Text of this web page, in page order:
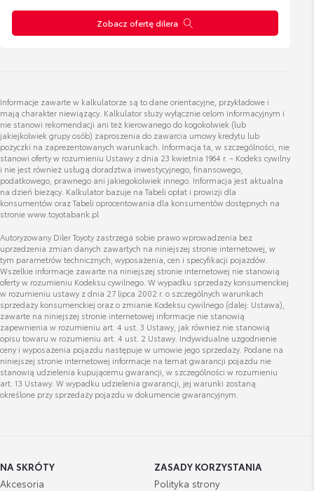
Marcin Olesiejuk
uzywane@toyota-okecie.pl
Edyta Malczewska
Wyświetl numer
edyta.malczewska@lexus-lodz.pl
Zobacz ofertę dilera
Informacje zawarte w kalkulatorze są to dane orientacyjne, przykładowe i
mają charakter niewiążący. Kalkulator służy wyłącznie celom informacyjnym i
nie stanowi rekomendacji ani też kierowanego do kogokolwiek (lub
jakiejkolwiek grupy osób) zaproszenia do zawarcia umowy kredytu lub
pożyczki na zaprezentowanych warunkach. Informacja ta, w szczególności, nie
stanowi oferty w rozumieniu Ustawy z dnia 23 kwietnia 1964 r. – Kodeks cywilny
i nie jest również usługą doradztwa inwestycyjnego, finansowego,
podatkowego, prawnego ani jakiegokolwiek innego. Informacja jest aktualna
na dzień bieżący. Kalkulator bazuje na Tabeli opłat i prowizji dla
konsumentów oraz Tabeli oprocentowania dla konsumentów dostępnych na
stronie www.toyotabank.pl
Autoryzowany Diler Toyoty zastrzega sobie prawo wprowadzenia bez
uprzedzenia zmian danych zawartych na niniejszej stronie internetowej, w
tym parametrów technicznych, wyposażenia, cen i specyfikacji pojazdów.
Wszelkie informacje zawarte na niniejszej stronie internetowej nie stanowią
oferty w rozumieniu Kodeksu cywilnego. W wypadku sprzedaży konsumenckiej
w rozumieniu ustawy z dnia 27 lipca 2002 r. o szczególnych warunkach
sprzedaży konsumenckiej oraz o zmianie Kodeksu cywilnego (dalej: Ustawa),
zawarte na niniejszej stronie internetowej informacje nie stanowią
zapewnienia w rozumieniu art. 4 ust. 3 Ustawy, jak również nie stanowią
opisu towaru w rozumieniu art. 4 ust. 2 Ustawy. Indywidualne uzgodnienie
ceny i wyposażenia pojazdu następuje w umowie jego sprzedaży. Podane na
niniejszej stronie internetowej informacje na temat gwarancji pojazdu nie
stanowią udzielenia kupującemu gwarancji, w szczególności w rozumieniu
art. 13 Ustawy. W wypadku udzielenia gwarancji, jej warunki zostaną
określone przy sprzedaży pojazdu w dokumencie gwarancyjnym.
NA SKRÓTY
Akcesoria
ZASADY KORZYSTANIA
Polityka strony